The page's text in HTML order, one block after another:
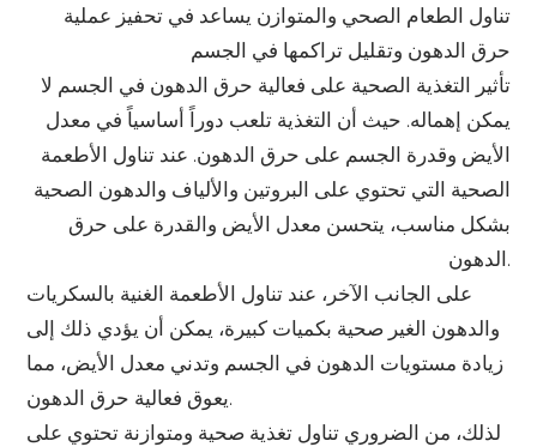
تناول الطعام الصحي والمتوازن يساعد في تحفيز عملية
حرق الدهون وتقليل تراكمها في الجسم
تأثير التغذية الصحية على فعالية حرق الدهون في الجسم لا
يمكن إهماله. حيث أن التغذية تلعب دوراً أساسياً في معدل
الأيض وقدرة الجسم على حرق الدهون. عند تناول الأطعمة
الصحية التي تحتوي على البروتين والألياف والدهون الصحية
بشكل مناسب، يتحسن معدل الأيض والقدرة على حرق
الدهون.
على الجانب الآخر، عند تناول الأطعمة الغنية بالسكريات
والدهون الغير صحية بكميات كبيرة، يمكن أن يؤدي ذلك إلى
زيادة مستويات الدهون في الجسم وتدني معدل الأيض، مما
يعوق فعالية حرق الدهون.
لذلك، من الضروري تناول تغذية صحية ومتوازنة تحتوي على